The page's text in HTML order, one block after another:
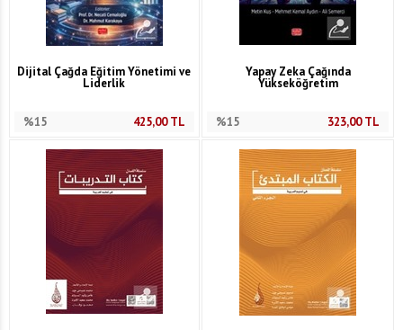
Dijital Çağda Eğitim Yönetimi ve
Liderlik
%15 425,00TL
Yapay Zeka Çağında
Yükseköğretim
%15 323,00TL